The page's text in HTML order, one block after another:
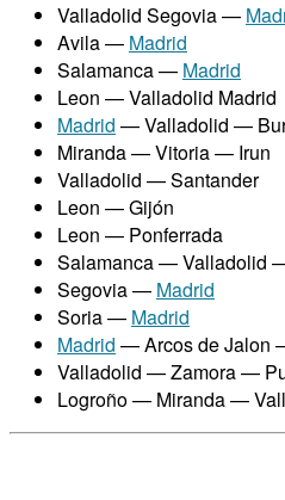
Valladolid Segovia —
Avila — Madrid
Salamanca — Madrid
Leon — Valladolid Madrid
Madrid — Valladolid —
Miranda — Vitoria — Irun
Valladolid — Santander
Leon — Gijón
Leon — Ponferrada
Salamanca — Valladolid
Segovia — Madrid
Soria — Madrid
Madrid — Arcos de Jalon
Valladolid — Zamora —
Logroño — Miranda —